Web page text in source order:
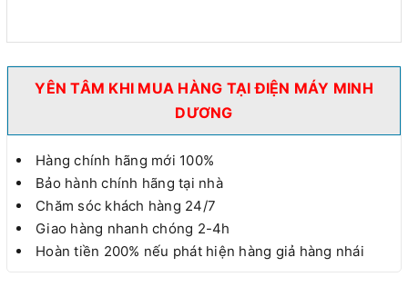
YÊN TÂM KHI MUA HÀNG TẠI ĐIỆN MÁY MINH
DƯƠNG
Hàng chính hãng mới 100%
Bảo hành chính hãng tại nhà
Chăm sóc khách hàng 24/7
Giao hàng nhanh chóng 2-4h
Hoàn tiền 200% nếu phát hiện hàng giả hàng nhái